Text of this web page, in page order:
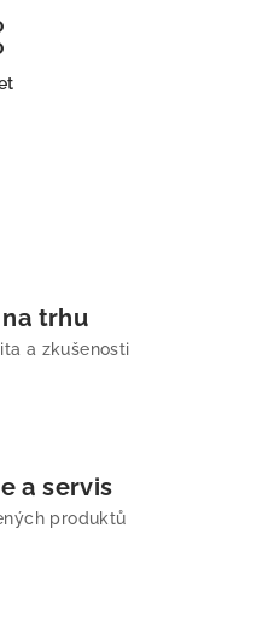
trhu
a zkušenosti
a servis
produktů